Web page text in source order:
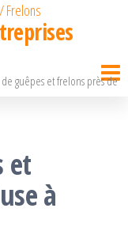
guêpes et frelons près de
et
à